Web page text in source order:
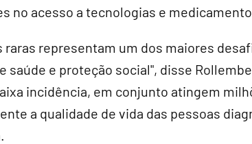
no acesso a tecnologias e
raras representam um dos maiores
saúde e proteção social", disse
incidência, em conjunto atingem
a qualidade de vida das pessoas